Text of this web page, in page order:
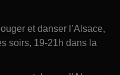
et danser l’Alsace,
soirs, 19-21h dans la